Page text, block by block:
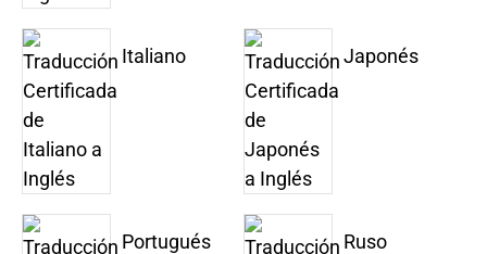
Italiano Japonés
Portugués Ruso